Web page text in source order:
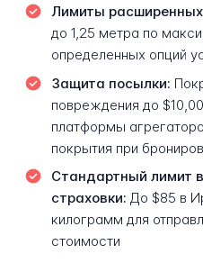
Лимиты расширенных
до 1,25 метра по
определенных опций
Защита посылки:
повреждения до
платформы
покрытия при
Стандартный лимит
страховки: До $85 в
килограмм для
стоимости